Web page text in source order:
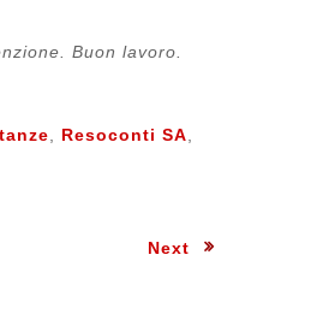
Buon lavoro.
Resoconti SA
Next: